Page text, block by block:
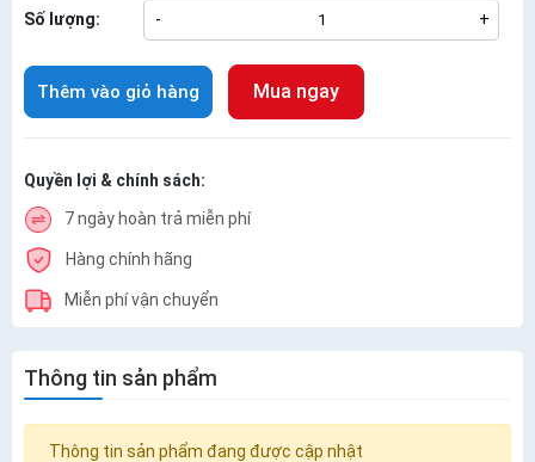
Số lượng: - +
Thêm vào giỏ hàng Mua ngay
Quyền lợi & chính sách:
7 ngày hoàn trả miễn phí
Hàng chính hãng
Miễn phí vận chuyển
Thông tin sản phẩm
Thông tin sản phẩm đang được cập nhật